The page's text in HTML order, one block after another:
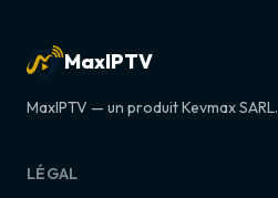
MaxIPTV
MaxIPTV — un produit Kevmax SARL.
LÉGAL